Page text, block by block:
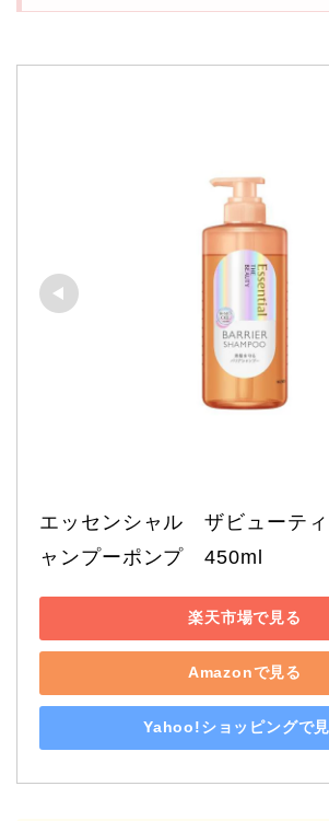
エッセンシャル　ザビューテ
ャンプーポンプ　450ml
楽天市場で見る
Amazonで見る
Yahoo!ショッピングで